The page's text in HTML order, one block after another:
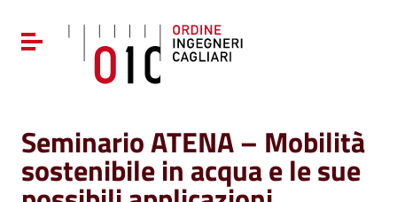
Vai al menu di navigazione
Vai al footer
Attiva / disattiva la navigazione
Seminario ATENA – Mobilità
sostenibile in acqua e le sue